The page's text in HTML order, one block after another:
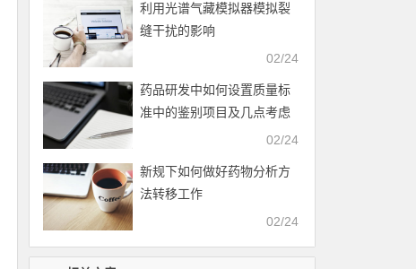
利用光谱气藏模拟器模拟裂
缝干扰的影响
02/24
药品研发中如何设置质量标
准中的鉴别项目及几点考虑
02/24
新规下如何做好药物分析方
法转移工作
02/24